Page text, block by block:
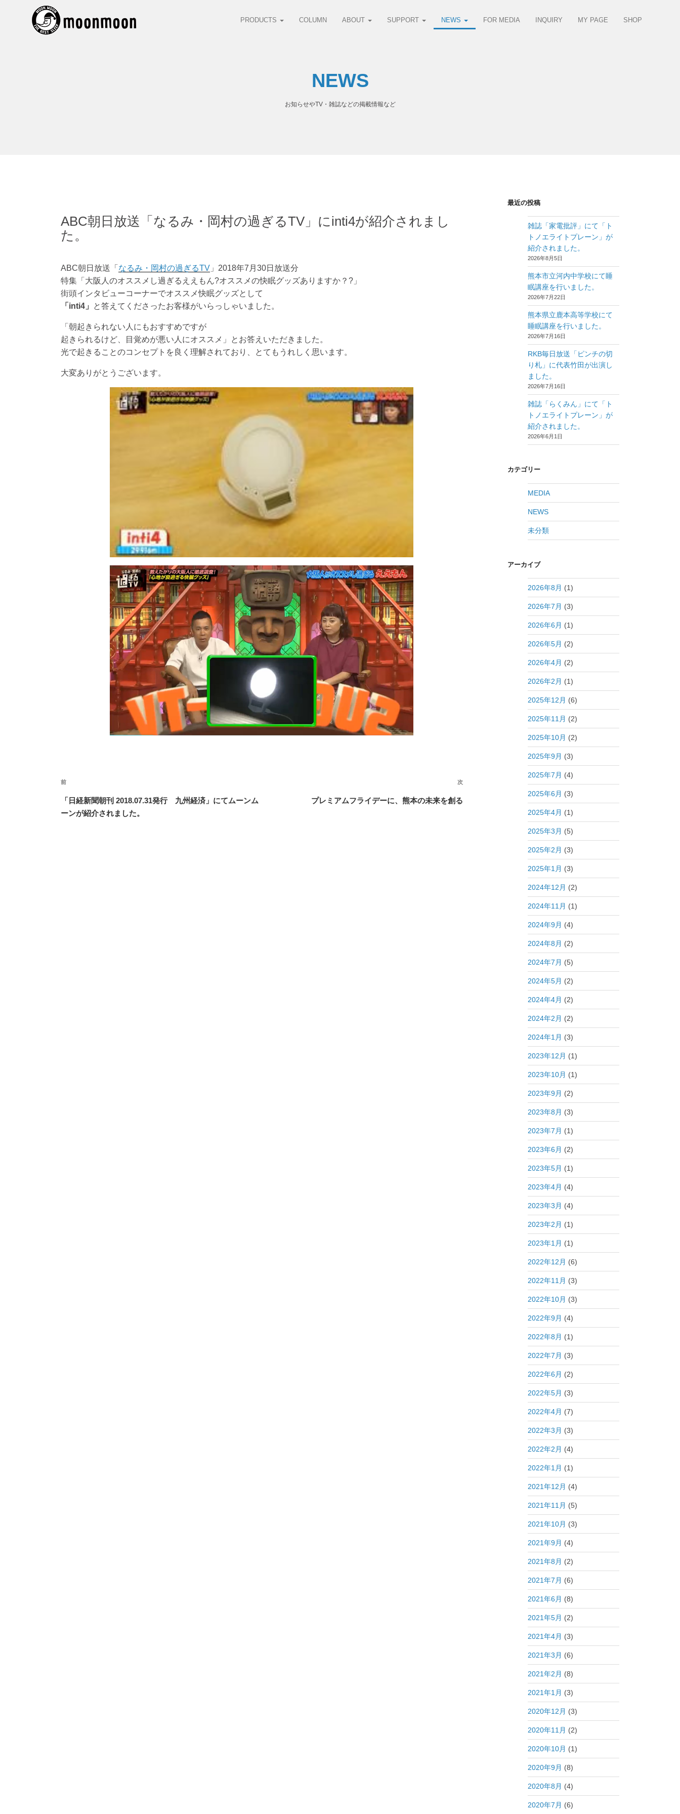
PRODUCTS COLUMN ABOUT SUPPORT NEWS FOR MEDIA INQUIRY MY PAGE SHOP
NEWS
お知らせやTV・雑誌などの掲載情報など
ABC朝日放送「なるみ・岡村の過ぎるTV」にinti4が紹介されまし
た。
ABC朝日放送「 なるみ・岡村の過ぎるTV 」2018年7月30日放送分
特集「大阪人のオススメし過ぎるええもん?オススメの快眠グッズありますか？?」
街頭インタビューコーナーでオススメ快眠グッズとして
「inti4」
と答えてくださったお客様がいらっしゃいました。
「朝起きられない人にもおすすめですが
起きられるけど、目覚めが悪い人にオススメ」とお答えいただきました。
光で起きることのコンセプトを良く理解されており、とてもうれしく思います。
大変ありがとうございます。
稿
ナ
ビ
前
前
「日経新聞朝刊 2018.07.31発行 九州経済」にてムーンム
ーンが紹介されました。
次
次
プレミアムフライデーに、熊本の未来を創る
最近の投稿
雑誌「家電批評」にて「ト
トノエライトプレーン」が
紹介されました。
2026年8月5日
熊本市立河内中学校にて睡
眠講座を行いました。
2026年7月22日
熊本県立鹿本高等学校にて
睡眠講座を行いました。
2026年7月16日
RKB毎日放送「ピンチの切
り札」に代表竹田が出演し
ました。
2026年7月16日
雑誌「らくみん」にて「ト
トノエライトプレーン」が
紹介されました。
2026年6月1日
カテゴリー
MEDIA
NEWS
未分類
アーカイブ
2026年8月 (1)
2026年7月 (3)
2026年6月 (1)
2026年5月 (2)
2026年4月 (2)
2026年2月 (1)
2025年12月 (6)
2025年11月 (2)
2025年10月 (2)
2025年9月 (3)
2025年7月 (4)
2025年6月 (3)
2025年4月 (1)
2025年3月 (5)
2025年2月 (3)
2025年1月 (3)
2024年12月 (2)
2024年11月 (1)
2024年9月 (4)
2024年8月 (2)
2024年7月 (5)
2024年5月 (2)
2024年4月 (2)
2024年2月 (2)
2024年1月 (3)
2023年12月 (1)
2023年10月 (1)
2023年9月 (2)
2023年8月 (3)
2023年7月 (1)
2023年6月 (2)
2023年5月 (1)
2023年4月 (4)
2023年3月 (4)
2023年2月 (1)
2023年1月 (1)
2022年12月 (6)
2022年11月 (3)
2022年10月 (3)
2022年9月 (4)
2022年8月 (1)
2022年7月 (3)
2022年6月 (2)
2022年5月 (3)
2022年4月 (7)
2022年3月 (3)
2022年2月 (4)
2022年1月 (1)
2021年12月 (4)
2021年11月 (5)
2021年10月 (3)
2021年9月 (4)
2021年8月 (2)
2021年7月 (6)
2021年6月 (8)
2021年5月 (2)
2021年4月 (3)
2021年3月 (6)
2021年2月 (8)
2021年1月 (3)
2020年12月 (3)
2020年11月 (2)
2020年10月 (1)
2020年9月 (8)
2020年8月 (4)
2020年7月 (6)